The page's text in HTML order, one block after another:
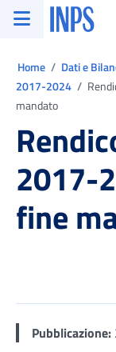
Vai al menu principale
Vai al contenuto
Vai al pie' di pagina
INPS ()
Home Dati e
2017-2024
mandato
2017-
fine
Pubblicazione: